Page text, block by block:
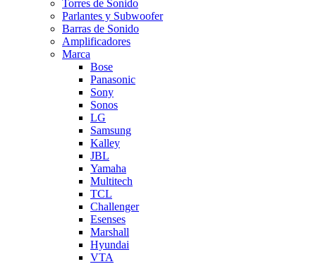
Torres de Sonido
Parlantes y Subwoofer
Barras de Sonido
Amplificadores
Marca
Bose
Panasonic
Sony
Sonos
LG
Samsung
Kalley
JBL
Yamaha
Multitech
TCL
Challenger
Esenses
Marshall
Hyundai
VTA